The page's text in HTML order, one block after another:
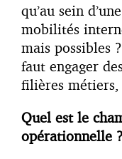
qu’au sein
mobilités
mais possibles
faut engager
filières
Quel est le
opérationnelle ?